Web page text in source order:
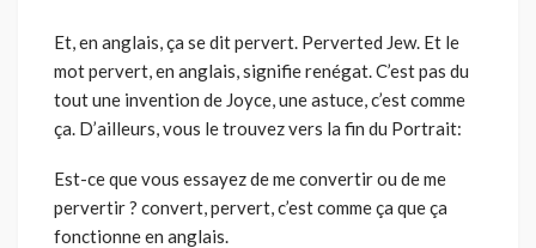
Et, en anglais, ça se dit pervert. Perverted Jew. Et le
mot pervert, en anglais, signifie renégat. C’est pas du
tout une invention de Joyce, une astuce, c’est comme
ça. D’ailleurs, vous le trouvez vers la fin du Portrait:
Est-ce que vous essayez de me convertir ou de me
pervertir ? convert, pervert, c’est comme ça que ça
fonctionne en anglais.